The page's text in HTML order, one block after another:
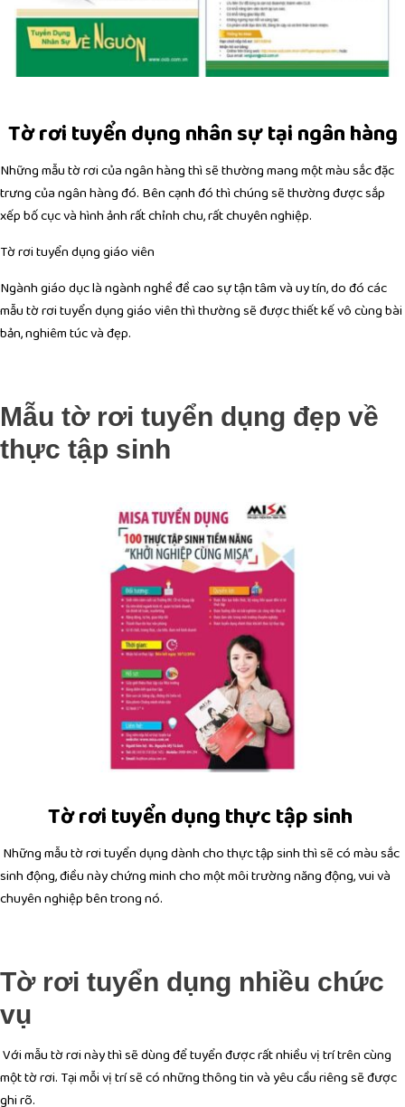
Tờ rơi tuyển dụng nhân sự tại ngân hàng
Những mẫu tờ rơi của ngân hàng thì sẽ thường mang một màu sắc đặc
trưng của ngân hàng đó. Bên cạnh đó thì chúng sẽ thường được sắp
xếp bố cục và hình ảnh rất chỉnh chu, rất chuyên nghiệp.
Tờ rơi tuyển dụng giáo viên
Ngành giáo dục là ngành nghề đề cao sự tận tâm và uy tín, do đó các
mẫu tờ rơi tuyển dụng giáo viên thì thường sẽ được thiết kế vô cùng bài
bản, nghiêm túc và đẹp.
Mẫu tờ rơi tuyển dụng đẹp về
thực tập sinh
Tờ rơi tuyển dụng thực tập sinh
Những mẫu tờ rơi tuyển dụng dành cho thực tập sinh thì sẽ có màu sắc
sinh động, điều này chứng minh cho một môi trường năng động, vui và
chuyên nghiệp bên trong nó.
Tờ rơi tuyển dụng nhiều chức
vụ
Với mẫu tờ rơi này thì sẽ dùng để tuyển được rất nhiều vị trí trên cùng
một tờ rơi. Tại mỗi vị trí sẽ có những thông tin và yêu cầu riêng sẽ được
ghi rõ.